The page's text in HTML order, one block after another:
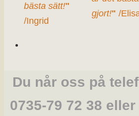
bästa sätt!"
/Ingrid
gjort!" /
Du når oss på
0735-79 72 38